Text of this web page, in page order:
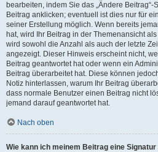
bearbeiten, indem Sie das „Ändere
Beitrag anklicken; eventuell ist dies nur für
seiner Erstellung möglich. Wenn bereits
hat, wird Ihr Beitrag in der Themenansicht
wird sowohl die Anzahl als auch der letzte
angezeigt. Dieser Hinweis erscheint nicht,
Beitrag geantwortet hat oder wenn ein
Beitrag überarbeitet hat. Diese können
Notiz hinterlassen, warum Ihr Beitrag
dass normale Benutzer einen Beitrag nicht
jemand darauf geantwortet hat.
Nach oben
Wie kann ich meinem Beitrag eine Signatur